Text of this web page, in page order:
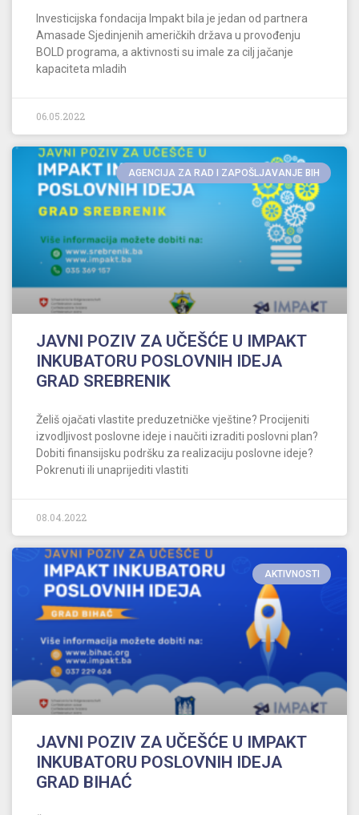
Investicijska fondacija Impakt bila je jedan od partnera
Amasade Sjedinjenih američkih država u provođenju
BOLD programa, a aktivnosti su imale za cilj jačanje
kapaciteta mladih
06.05.2022
AGENCIJA ZA RAD I ZAPOŠLJAVANJE BIH
JAVNI POZIV ZA UČEŠĆE U IMPAKT
INKUBATORU POSLOVNIH IDEJA
GRAD SREBRENIK
Želiš ojačati vlastite preduzetničke vještine? Procijeniti
izvodljivost poslovne ideje i naučiti izraditi poslovni plan?
Dobiti finansijsku podršku za realizaciju poslovne ideje?
Pokrenuti ili unaprijediti vlastiti
08.04.2022
AKTIVNOSTI
JAVNI POZIV ZA UČEŠĆE U IMPAKT
INKUBATORU POSLOVNIH IDEJA
GRAD BIHAĆ